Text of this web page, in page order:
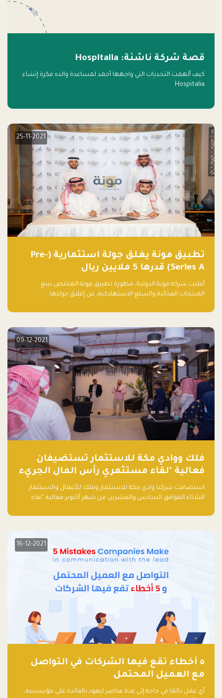
قصة شركة ناشئة: Hospitalia
كيف ألهمت التحديات التي واجهها أحمد لمساعدة والده فكرة إنشاء
Hospitalia
25-11-2021
تطبيق مونة يغلق جولة استثمارية (Pre-
Series A) قدرها 5 ملايين ريال
أعلنت شركة مونة الدولية، مطورة تطبيق مونة المختص ببيع
المنتجات الغذائية والسلع الاستهلاكية، عن إغلاق جولتها
دولار أمريكي)، بقيادة شركتي دعم المنشآت المحدودة وتسارع القابضة
09-12-2021
فلك ووادي مكة للاستثمار تستضيفان
فعالية "لقاء مستثمري رأس المال الجريء
في المنطقة"
استضافت شركتا وادي مكة للاستثمار وفلك للأعمال والاستثمار
الثلاثاء الموافق السادس والعشرين من شهر أكتوبر فعالية "لقاء
مشاركاً من أبرز صناديق رأس المال الجريء وممثلي المؤسسات
16-12-2021
٥ أخطاء تقع فيها الشركات في التواصل
مع العميل المحتمل
أي عمل دائمًا في حاجة إلى عدة عناصر ليعود بالفائدة على مؤسسيه،